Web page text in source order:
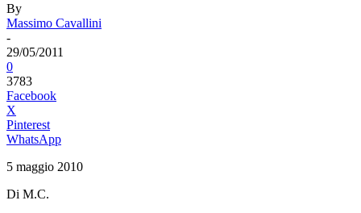
By
Massimo Cavallini
-
29/05/2011
0
3783
Facebook
X
Pinterest
WhatsApp
5 maggio 2010
Di M.C.